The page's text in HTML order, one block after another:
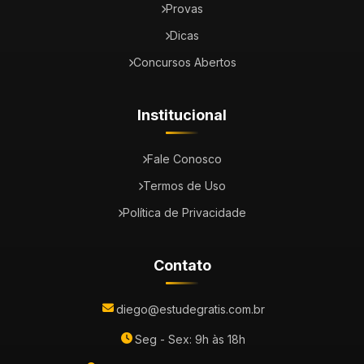
Provas
Dicas
Concursos Abertos
Institucional
Fale Conosco
Termos de Uso
Política de Privacidade
Contato
diego@estudegratis.com.br
Seg - Sex: 9h às 18h